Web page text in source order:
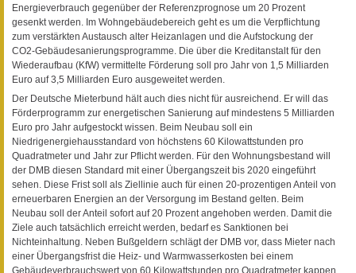
Energieverbrauch gegenüber der Referenzprognose um 20 Prozent
gesenkt werden. Im Wohngebäudebereich geht es um die Verpflichtung
zum verstärkten Austausch alter Heizanlagen und die Aufstockung der
CO2-Gebäudesanierungsprogramme. Die über die Kreditanstalt für den
Wiederaufbau (KfW) vermittelte Förderung soll pro Jahr von 1,5 Milliarden
Euro auf 3,5 Milliarden Euro ausgeweitet werden.
Der Deutsche Mieterbund hält auch dies nicht für ausreichend. Er will das
Förderprogramm zur energetischen Sanierung auf mindestens 5 Milliarden
Euro pro Jahr aufgestockt wissen. Beim Neubau soll ein
Niedrigenergiehausstandard von höchstens 60 Kilowattstunden pro
Quadratmeter und Jahr zur Pflicht werden. Für den Wohnungsbestand will
der DMB diesen Standard mit einer Übergangszeit bis 2020 eingeführt
sehen. Diese Frist soll als Ziellinie auch für einen 20-prozentigen Anteil von
erneuerbaren Energien an der Versorgung im Bestand gelten. Beim
Neubau soll der Anteil sofort auf 20 Prozent angehoben werden. Damit die
Ziele auch tatsächlich erreicht werden, bedarf es Sanktionen bei
Nichteinhaltung. Neben Bußgeldern schlägt der DMB vor, dass Mieter nach
einer Übergangsfrist die Heiz- und Warmwasserkosten bei einem
Gebäudeverbrauchswert von 60 Kilowattstunden pro Quadratmeter kappen